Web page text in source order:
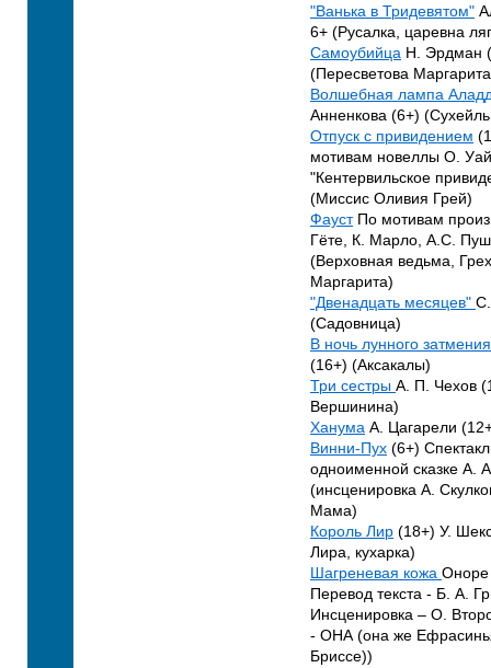
"Ванька в Тридевятом"
6+ (Русалка, царевна
Самоубийца Н. Эрдман
(Пересветова
Волшебная лампа
Анненкова (6+)
Отпуск с привидением
мотивам новеллы О.
"Кентервильское
(Миссис Оливия Грей)
ФаустПо мотивам
Гёте, К. Марло, А.С.
(Верховная ведьма,
Маргарита)
"Двенадцать месяцев"
(Садовница)
В ночь лунного
(16+) (Аксакалы)
Три сестры А. П. Чехов
Вершинина)
Ханума А. Цагарели
Винни-Пух (6+)
одноименной сказке А.
(инсценировка А.
Мама)
Король Лир (18+) У.
Лира, кухарка)
Шагреневая кожа Оноре
Перевод текста - Б. А.
Инсценировка – О.
- ОНА (она же
Бриссе))